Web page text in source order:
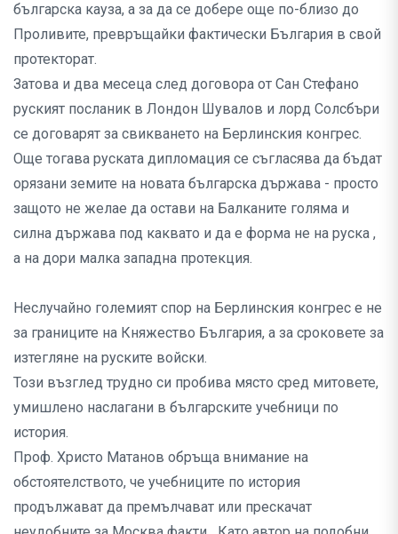
българска кауза, а за да се добере още по-близо до
Проливите, превръщайки фактически България в свой
протекторат.
Затова и два месеца след договора от Сан Стефано
руският посланик в Лондон Шувалов и лорд Солсбъри
се договарят за свикването на Берлинския конгрес.
Още тогава руската дипломация се съгласява да бъдат
орязани земите на новата българска държава - просто
защото не желае да остави на Балканите голяма и
силна държава под каквато и да е форма не на руска ,
а на дори малка западна протекция.
Неслучайно големият спор на Берлинския конгрес е не
за границите на Княжество България, а за сроковете за
изтегляне на руските войски.
Този възглед трудно си пробива място сред митовете,
умишлено наслагани в българските учебници по
история.
Проф. Христо Матанов обръща внимание на
обстоятелството, че учебниците по история
продължават да премълчават или прескачат